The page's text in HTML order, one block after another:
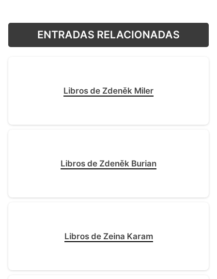
ENTRADAS RELACIONADAS
Libros de Zdeněk Miler
Libros de Zdeněk Burian
Libros de Zeina Karam